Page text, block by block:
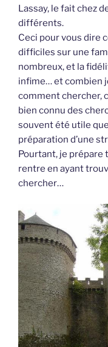
Lassay, le fait chez
différents.
Ceci pour vous dire
difficiles sur une
nombreux, et la
infime… et combien
comment chercher,
bien connu des
souvent été utile
préparation d’une
Pourtant, je prépare
rentre en ayant
chercher…